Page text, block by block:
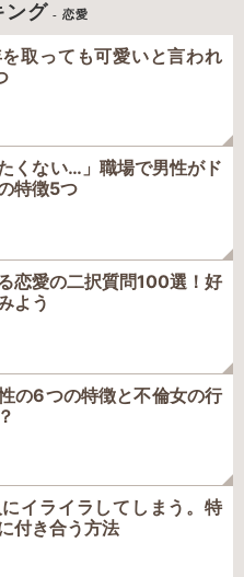
ング - 恋愛
取っても可愛いと言われ
くない…」職場で男性がド
特徴5つ
恋愛の二択質問100選！好
よう
の6つの特徴と不倫女の行
イライラしてしまう。特
付き合う方法